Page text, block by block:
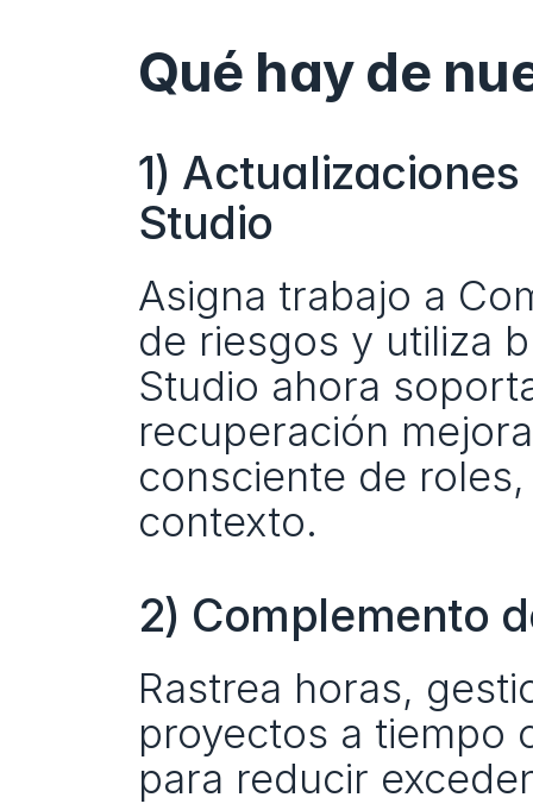
Qué hay de
1)
Studio
Asigna trabajo a
de riesgos y utiliza
Studio ahora
recuperación
consciente de
contexto.
2) Complemento
Rastrea horas,
proyectos a tiempo
para reducir